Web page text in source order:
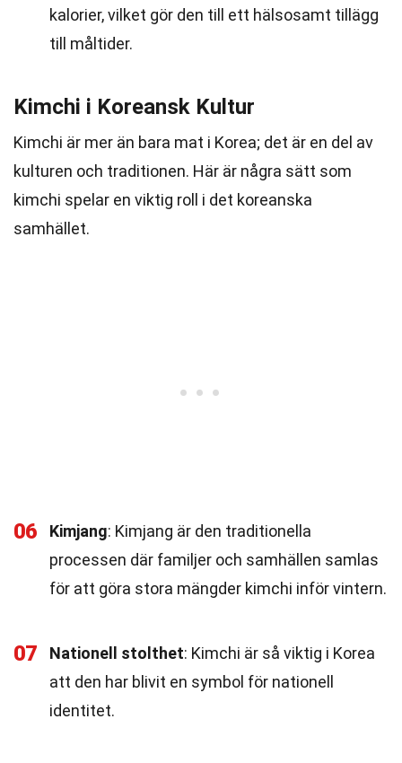
kalorier, vilket gör den till ett hälsosamt tillägg
till måltider.
Kimchi i Koreansk Kultur
Kimchi är mer än bara mat i Korea; det är en del av
kulturen och traditionen. Här är några sätt som
kimchi spelar en viktig roll i det koreanska
samhället.
06 Kimjang: Kimjang är den traditionella
processen där familjer och samhällen samlas
för att göra stora mängder kimchi inför vintern.
07 Nationell stolthet: Kimchi är så viktig i Korea
att den har blivit en symbol för nationell
identitet.